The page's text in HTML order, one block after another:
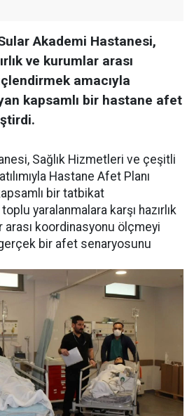
Akademi Hastanesi,
ve kurumlar arası
amacıyla
kapsamlı bir hastane afet
Sağlık Hizmetleri ve çeşitli
Hastane Afet Planı
bir tatbikat
yaralanmalara karşı hazırlık
koordinasyonu ölçmeyi
bir afet senaryosunu